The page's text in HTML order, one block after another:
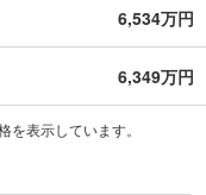
6,534万円
6,349万円
表示しています。